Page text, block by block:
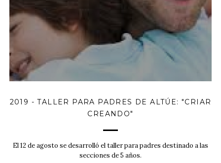
2019 - TALLER PARA PADRES DE ALTÚE: "CRIAR
CREANDO"
El 12 de agosto se desarrolló el taller para padres destinado a las
secciones de 5 años.